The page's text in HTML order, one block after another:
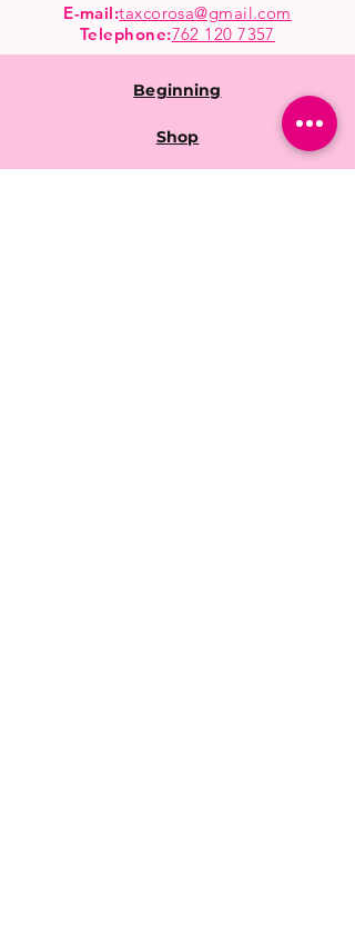
E-mail:taxcorosa@gmail.com
Telephone:762 120 7357
Beginning
Shop